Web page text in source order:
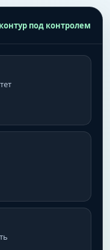
контур под контролем